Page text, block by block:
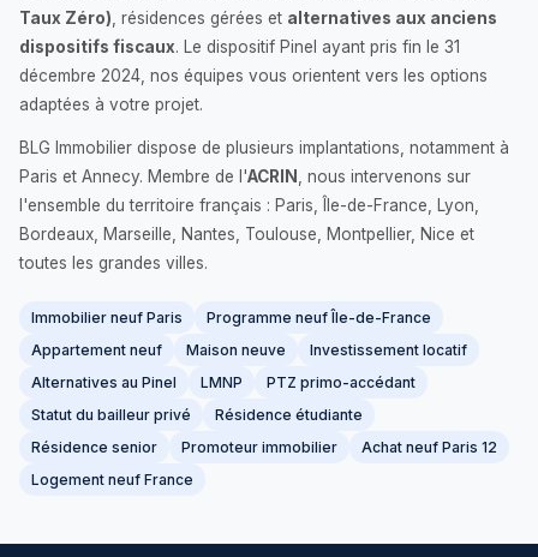
Taux Zéro) , résidences gérées et alternatives aux anciens
dispositifs fiscaux. Le dispositif Pinel ayant pris fin le 31
décembre 2024, nos équipes vous orientent vers les options
adaptées à votre projet.
BLG Immobilier dispose de plusieurs implantations, notamment à
Paris et Annecy. Membre de l'ACRIN
, nous intervenons sur
l'ensemble du territoire français : Paris, Île-de-France, Lyon,
Bordeaux, Marseille, Nantes, Toulouse, Montpellier, Nice et
toutes les grandes villes.
Immobilier neuf Paris
Programme neuf Île-de-France
Appartement neuf
Maison neuve
Investissement locatif
Alternatives au Pinel
LMNP
PTZ primo-accédant
Statut du bailleur privé
Résidence étudiante
Résidence senior
Promoteur immobilier
Achat neuf Paris 12
Logement neuf France